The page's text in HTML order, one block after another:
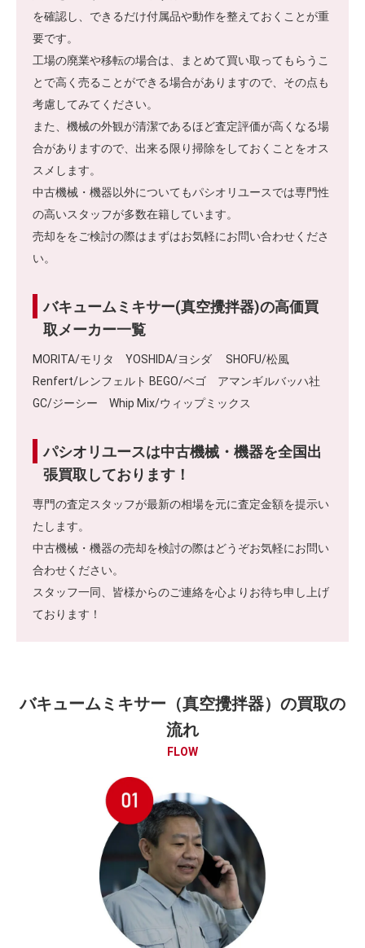
を確認し、できるだけ付属品や動作を整えておくことが重
要です。
工場の廃業や移転の場合は、まとめて買い取ってもらうこ
とで高く売ることができる場合がありますので、その点も
考慮してみてください。
また、機械の外観が清潔であるほど査定評価が高くなる場
合がありますので、出来る限り掃除をしておくことをオス
スメします。
中古機械・機器以外についてもパシオリユースでは専門性
の高いスタッフが多数在籍しています。
売却ををご検討の際はまずはお気軽にお問い合わせくださ
い。
バキュームミキサー(真空攪拌器)の高価買
取メーカー一覧
MORITA/モリタ YOSHIDA/ヨシダ SHOFU/松風
Renfert/レンフェルト BEGO/ベゴ アマンギルバッハ社
GC/ジーシー Whip Mix/ウィップミックス
パシオリユースは中古機械・機器を全国出
張買取しております！
専門の査定スタッフが最新の相場を元に査定金額を提示い
たします。
中古機械・機器の売却を検討の際はどうぞお気軽にお問い
合わせください。
スタッフ一同、皆様からのご連絡を心よりお待ち申し上げ
ております！
バキュームミキサー（真空攪拌器）の買取の
流れ
FLOW